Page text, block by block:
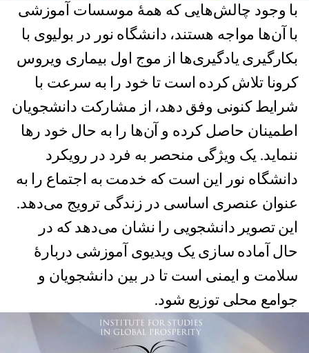
با وجود چالش‌هایی که همهٔ موسسات آموزشی
با آن‌ها مواجه هستند، دانشگاه نور در بولیوی با
بکارگیری یادگیری‌ها از موج اول بیماری ویروس
کرونا تلاش کرده است تا خود را به سرعت با
شرایط کنونی وفق دهد، از مشارکت دانشجویان
اطمینان حاصل کرده و آن‌ها را به حال خود رها
ننماید. یک ویژگی منحصر به فرد در رویکرد
دانشگاه نور این است که خدمت به اجتماع را به
عنوان عنصری اساسی در زندگی ترویج می‌دهد.
این تصویر دانشجویی را نشان می‌دهد که در
حال آماده سازی یک ویدیوی آموزشی دربارهٔ
سلامت و ایمنی است تا در بین دانشجویان و
جوامع محلی توزیع شود.